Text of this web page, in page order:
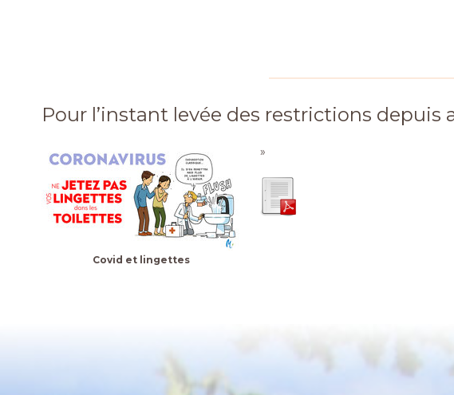
Pour l’instant levée des restrictions
Covid et lingettes
»